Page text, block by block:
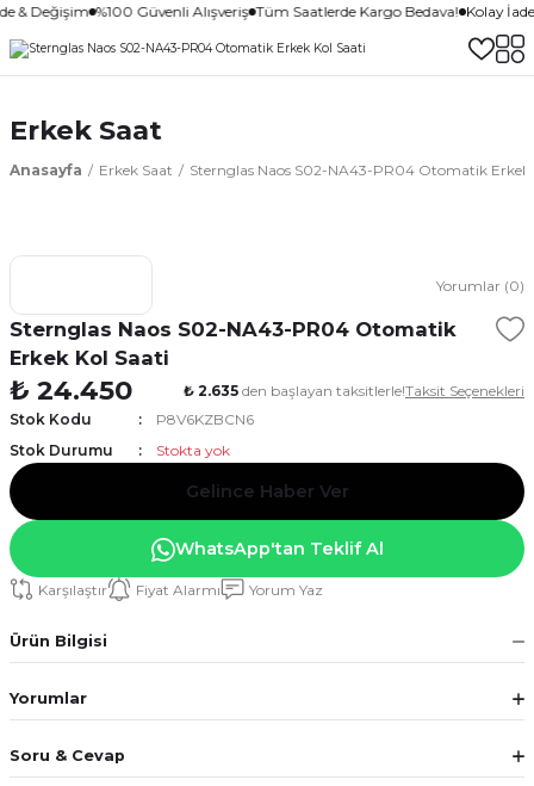
& Değişim %100 Güvenli Alışveriş Tüm Saatlerde Kargo Bedava! Kolay
Erkek Saat
Anasayfa Erkek Saat Sternglas Naos S02-NA43-PR04 Otomatik Erkek
Yorumlar (0)
Sternglas Naos S02-NA43-PR04 Otomatik
Erkek Kol Saati
₺ 24.450 ₺ 2.635 den başlayan taksitlerle!Taksit Seçenekleri
Stok Kodu
P8V6KZBCN6
Stok Durumu
Stokta yok
Gelince Haber Ver
WhatsApp'tan Teklif Al
Karşılaştır Fiyat Alarmı Yorum Yaz
Ürün Bilgisi
Yorumlar
Soru & Cevap